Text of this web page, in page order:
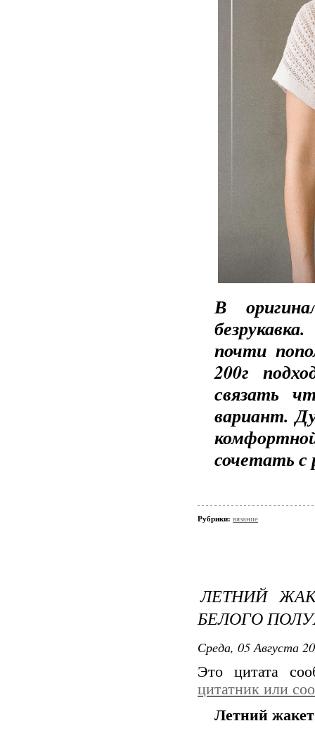
В
почти
200г
связать
вариант.
сочетать с
Рубрики: вязание
ЛЕТНИЙ
БЕЛОГО
Среда, 05 Августа
Это цитата
цитатник или
Летний